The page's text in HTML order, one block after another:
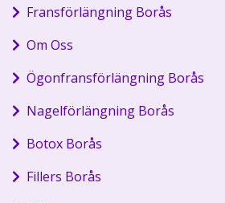
Fransförlängning Borås
Om Oss
Ögonfransförlängning Borås
Nagelförlängning Borås
Botox Borås
Fillers Borås